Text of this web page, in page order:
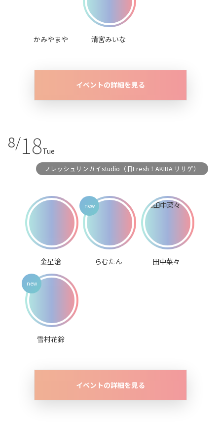
かみやまや 清宮みいな
イベントの詳細を見る
8/18Tue
フレッシュサンガイstudio（旧Fresh！AKIBA ササゲ）
金星滄 らむたん 田中菜々
雪村花鈴
イベントの詳細を見る